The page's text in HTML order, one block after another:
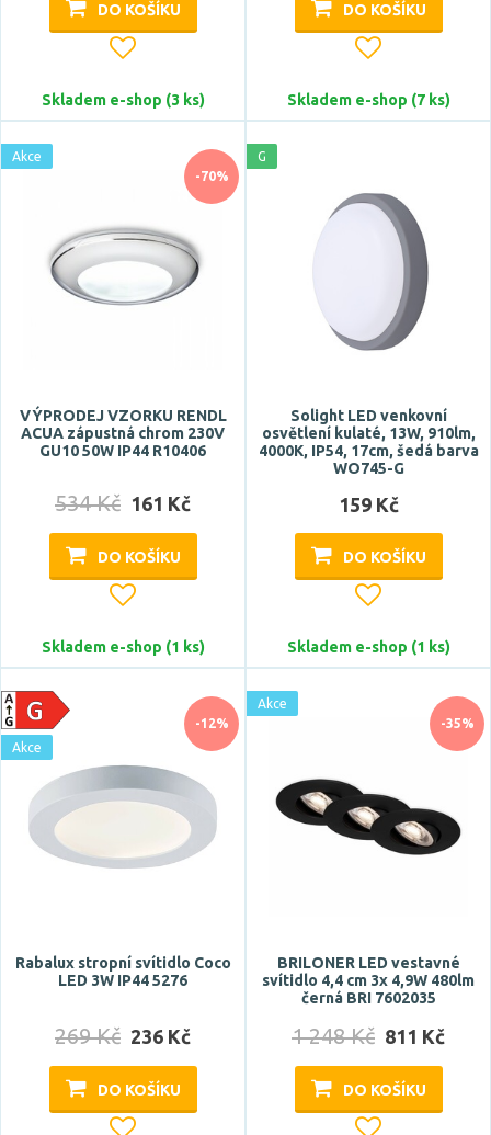
Výška
Šířka
Délka
47 mm
50-85 mm
50-140 mm
54 mm
55 mm
Zobrazit více
DO KOŠÍKU
Skladem e-shop (3 ks)
DO KOŠÍKU
Skladem e-shop (7 ks)
-70%
Akce
VÝPRODEJ VZORKU RENDL
ACUA zápustná chrom 230V
GU10 50W IP44 R10406
534 Kč 161 Kč
DO KOŠÍKU
Skladem e-shop (1 ks)
G
Solight LED venkovní
osvětlení kulaté, 13W, 910lm,
4000K, IP54, 17cm, šedá barva
WO745-G
159 Kč
DO KOŠÍKU
Skladem e-shop (1 ks)
-12%
Akce
Rabalux stropní svítidlo Coco
LED 3W IP44 5276
269 Kč 236 Kč
DO KOŠÍKU
-35%
Akce
BRILONER LED vestavné
svítidlo 4,4 cm 3x 4,9W 480lm
černá BRI 7602035
1 248 Kč 811 Kč
DO KOŠÍKU